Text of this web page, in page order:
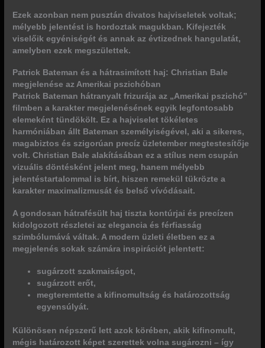
Ezek azonban nem pusztán divatos hajviseletek voltak;
mélyebb jelentést is hordoztak magukban. Kifejezték
viselőik egyéniségét és annak az évtizednek hangulatát,
amelyben ezek megszülettek.
Patrick Bateman és a hátrasimított haj: Christian Bale
megjelenése az Amerikai pszichóban
Patrick Bateman hátranyalt frizurája az „Amerikai pszichó”
filmben a karakter megjelenésének egyik legfontosabb
elemeként tündökölt. Ez a hajviselettökéletes
harmóniában állt Bateman személyiségével , aki a sikeres,
magabiztos és szigorúan precíz üzletember megtestesítője
volt. Christian Bale alakításában ez a stílus nem csupán
vizuális döntésként jelent meg, hanem mélyebb
jelentéstartalommal is bírt, hiszen remekül tükrözte a
karakter maximalizmusát és belső vívódásait.
A gondosan hátrafésült hajtiszta kontúrjai és precízen
kidolgozott részletei az elegancia és férfiasság
szimbólumává váltak. A modern üzleti életben ez a
megjelenés sokak számára inspirációt jelentett:
sugárzott szakmaiságot,
sugárzott erőt,
megteremtette a kifinomultság és határozottság
egyensúlyát.
Különösen népszerű lett azok körében, akik kifinomult,
mégis határozott képet szerettek volna sugározni – így